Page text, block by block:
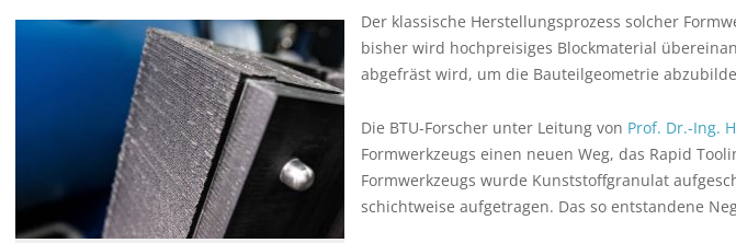
Der klassische Herstellungsprozess solcher
bisher wird hochpreisiges Blockmaterial
abgefräst wird, um die Bauteilgeometrie
Die BTU-Forscher unter Leitung von Prof. Dr.-Ing.
Formwerkzeugs einen neuen Weg, das Rapid
Formwerkzeugs wurde Kunststoffgranulat
schichtweise aufgetragen. Das so entstandene